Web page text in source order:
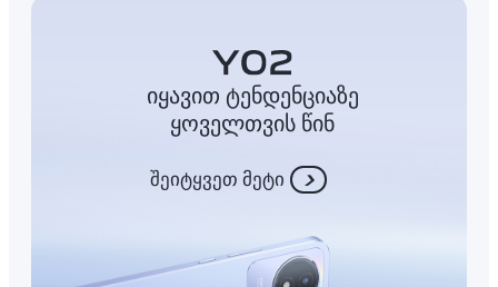
იყავით ტენდენციაზე
ყოველთვის წინ
შეიტყვეთ მეტი